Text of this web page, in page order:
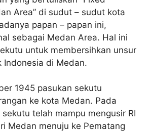
Area” di sudut – sudut kota
papan – papan ini,
sebagai Medan Area. Hal ini
untuk membersihkan unsur
Indonesia di Medan.
1945 pasukan sekutu
ke kota Medan. Pada
telah mampu mengusir RI
Medan menuju ke Pematang